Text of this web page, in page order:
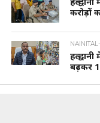
करोड़ों
बढ़कर